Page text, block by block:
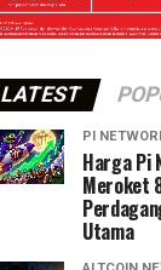
LATEST
PI
Harga Pi
Meroket
Utama